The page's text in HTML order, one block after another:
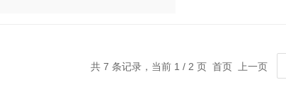
共 7 条记录，当前 1 / 2 页 首页 上一页